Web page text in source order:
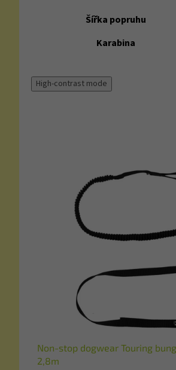
Šířka popruhu
Karabina
High-contrast mode
Non-stop dogwear Touring
2,8m